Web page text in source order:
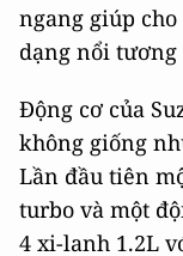
ngang giúp
dạng nổi
Động cơ của
không giống
Lần đầu tiên
turbo và một
4 xi-lanh 1.2L